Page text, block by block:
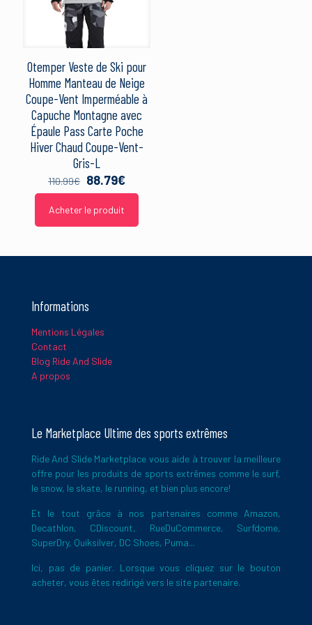
Manufacturer
quiksilver
ProductGroup
ProductTypeName
Nom
E-
Ce site utilise Akismet pour réduire les indésirables.
traitées.
Otemper Veste de Ski pour
Homme Manteau de Neige
Coupe-Vent Imperméable à
Capuche Montagne avec
Épaule Pass Carte Poche
Hiver Chaud Coupe-Vent-
Gris-L
110.99€ Le
prix
initial
était :
88.79€Le
prix
est :
Acheter le produit
Informations
Mentions Légales
Contact
Blog Ride And Slide
A propos
Le Marketplace Ultime des sports extrêmes
Ride And Slide Marketplace vous aide à trouver la meilleure
offre pour les produits de sports extrêmes comme le surf,
le snow, le skate, le running, et bien plus encore!
Et le tout grâce à nos partenaires comme Amazon,
Decathlon, CDiscount, RueDuCommerce, Surfdome,
SuperDry, Quiksilver, DC Shoes, Puma...
Ici, pas de panier. Lorsque vous cliquez sur le bouton
acheter, vous êtes redirigé vers le site partenaire.